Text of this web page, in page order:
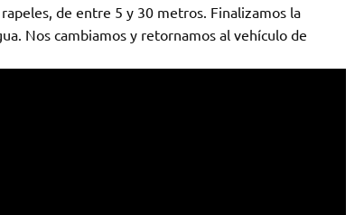
de entre 5 y 30 metros. Finalizamos la
Nos cambiamos y retornamos al vehículo de